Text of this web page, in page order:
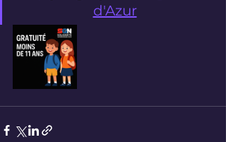
d'Azur